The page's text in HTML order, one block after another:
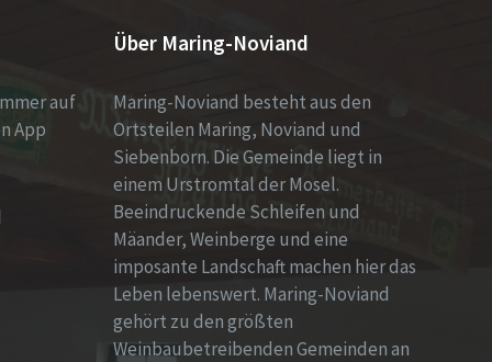
auf
App
Über Maring-Noviand
Maring-Noviand besteht aus den
Ortsteilen Maring, Noviand und
Siebenborn. Die Gemeinde liegt in
einem Urstromtal der Mosel.
Beeindruckende Schleifen und
Mäander, Weinberge und eine
imposante Landschaft machen hier das
Leben lebenswert. Maring-Noviand
gehört zu den größten
Weinbaubetreibenden Gemeinden an